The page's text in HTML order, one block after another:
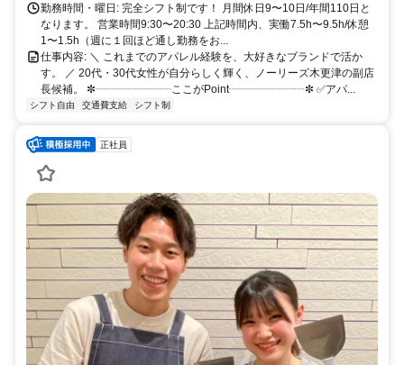
勤務時間・曜日: 完全シフト制です！ 月間休日9〜10日/年間110日と
なります。 営業時間9:30〜20:30 上記時間内、実働7.5h〜9.5h/休憩
1〜1.5h（週に１回ほど通し勤務をお...
仕事内容: ＼ これまでのアパレル経験を、大好きなブランドで活か
す。 ／ 20代・30代女性が自分らしく輝く、ノーリーズ木更津の副店
長候補。 ✼┈┈┈┈┈┈┈ここがPoint┈┈┈┈┈┈┈✼ ✅アパ...
シフト自由 交通費支給 シフト制
正社員